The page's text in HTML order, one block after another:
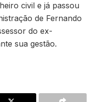
civil e já passou
de Fernando
do ex-
sua gestão.